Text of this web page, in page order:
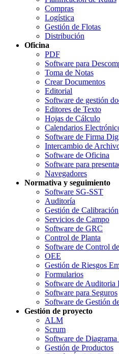
Compras
Logística
Gestión de Flotas
Distribución
Oficina
PDF
Software para
Toma de Notas
Crear Documentos
Editorial
Software de gestión
Editores de Texto
Hojas de Cálculo
Calendarios
Software de Firma
Intercambio de
Software de Oficina
Software para
Navegadores
Normativa y seguimiento
Software SG-SST
Auditoría
Gestión de Calibración
Servicios de Campo
Software de GRC
Control de Planta
Software de Control
OEE
Gestión de Riesgos
Formularios
Software de Auditoria
Software para Seguros
Software de Gestión
Gestión de proyecto
ALM
Scrum
Software de Diagrama
Gestión de Productos